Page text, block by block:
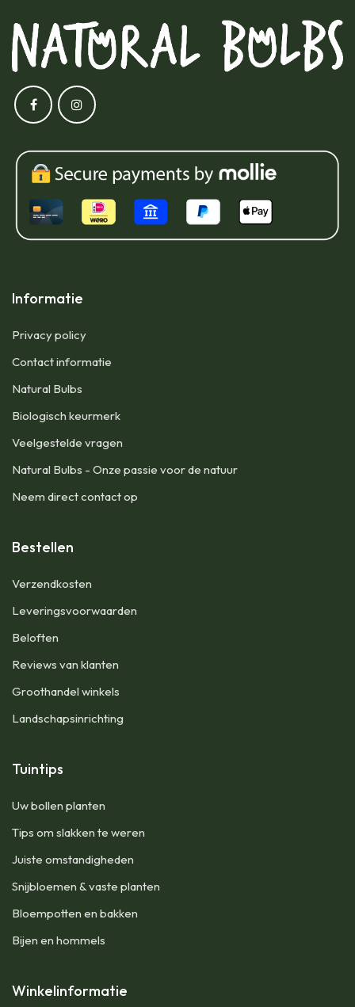
Informatie
Privacy policy
Contact informatie
Natural Bulbs
Biologisch keurmerk
Veelgestelde vragen
Natural Bulbs - Onze passie voor de natuur
Neem direct contact op
Bestellen
​Verzendkosten
Leveringsvoorwaarden
Beloften
Reviews van klanten
Groothandel winkels
Landschapsinrichting
Tuintips
Uw bollen planten
Tips om slakken te weren
Juiste omstandigheden
Snijbloemen & vaste planten
Bloempotten en bakken
Bijen en hommels
Winkelinformatie